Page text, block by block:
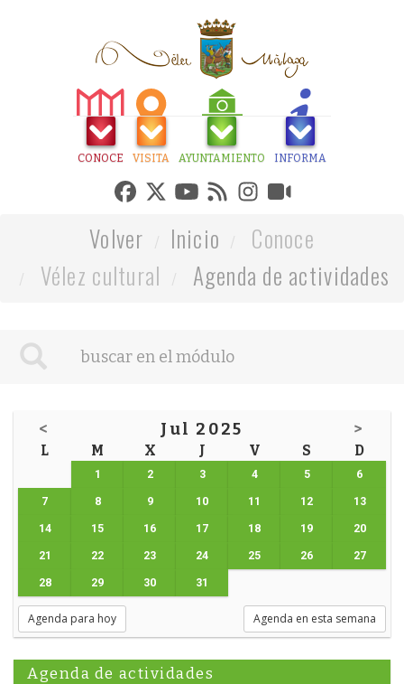
CONOCE VISITA AYUNTAMIENTO INFORMA
Volver Inicio
Conoce
Vélez cultural
Agenda de actividades
< Jul 2025 >
L M X J V S D
1 2 3 4 5 6
7 8 9 10 11 12 13
14 15 16 17 18 19 20
21 22 23 24 25 26 27
28 29 30 31
Agenda para hoy Agenda en esta semana
Agenda de actividades